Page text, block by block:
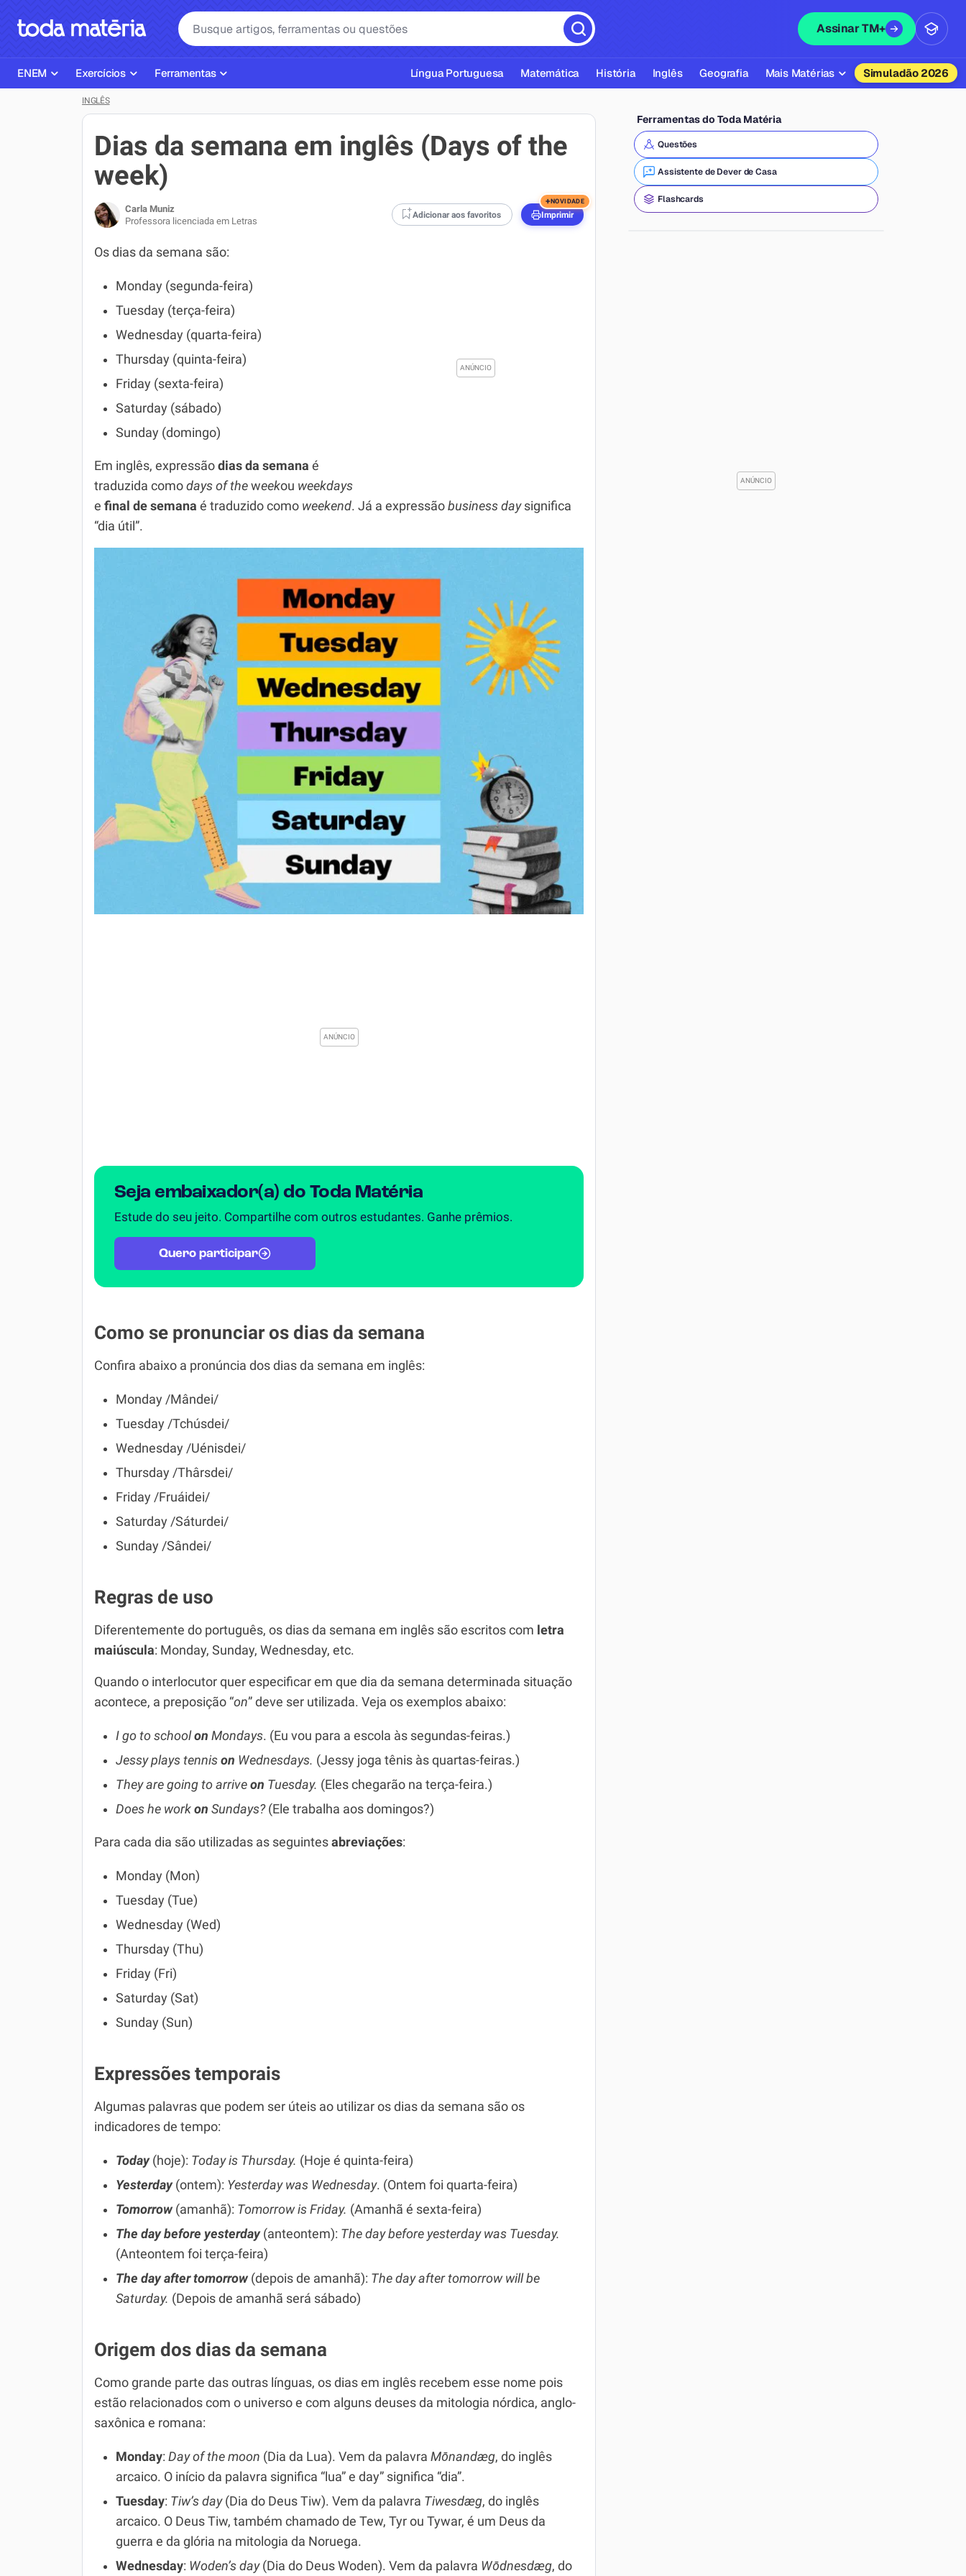
Assinar TM+
ENEM
Página Inicial ENEM
Plano de Estudos
Exercícios ENEM
Simulados ENEM
Exercícios
ENEM
Matemática
Biologia
Inglês
Química
Todos os Exercícios
Ferramentas
Corretor de Redação
Exercícios
Gerador Referências Bibliográficas ABNT
Língua Portuguesa Matemática História Inglês Geografia Mais Matérias
Química
Física
Filosofia
Simuladão 2026
INGLÊS
Dias da semana em inglês (Days of the
week)
Carla Muniz
Professora licenciada em Letras
Adicionar aos favoritos Imprimir
+NOVIDADE
Os dias da semana são:
Monday (segunda-feira)
Tuesday (terça-feira)
Wednesday (quarta-feira)
Thursday (quinta-feira)
Friday (sexta-feira)
Saturday (sábado)
Sunday (domingo)
Em inglês, expressão dias da semana é
traduzida como days of the weekou weekdays
e final de semana é traduzido como weekend. Já a expressão business daysignifica
“dia útil”.
Seja embaixador(a) do Toda Matéria
Estude do seu jeito. Compartilhe com outros estudantes. Ganhe prêmios.
Quero participar
Como se pronunciar os dias da semana
Confira abaixo a pronúncia dos dias da semana em inglês:
Monday /Mândei/
Tuesday /Tchúsdei/
Wednesday /Uénisdei/
Thursday /Thârsdei/
Friday /Fruáidei/
Saturday /Sáturdei/
Sunday /Sândei/
Regras de uso
Diferentemente do português, os dias da semana em inglês são escritos com letra
maiúscula: Monday, Sunday, Wednesday, etc.
Quando o interlocutor quer especificar em que dia da semana determinada situação
acontece, a preposição “on” deve ser utilizada. Veja os exemplos abaixo:
I go to schoolon Mondays. (Eu vou para a escola às segundas-feiras.)
Jessy plays tennis on Wednesdays. (Jessy joga tênis às quartas-feiras.)
They are going to arrive on Tuesday. (Eles chegarão na terça-feira.)
Does he work on Sundays? (Ele trabalha aos domingos?)
Para cada dia são utilizadas as seguintes abreviações:
Monday (Mon)
Tuesday (Tue)
Wednesday (Wed)
Thursday (Thu)
Friday (Fri)
Saturday (Sat)
Sunday (Sun)
Expressões temporais
Algumas palavras que podem ser úteis ao utilizar os dias da semana são os
indicadores de tempo:
Today (hoje): Today is Thursday. (Hoje é quinta-feira)
Yesterday (ontem): Yesterday was Wednesday. (Ontem foi quarta-feira)
Tomorrow (amanhã): Tomorrow is Friday. (Amanhã é sexta-feira)
The day before yesterday(anteontem): The day before yesterday was Tuesday.
(Anteontem foi terça-feira)
The day after tomorrow (depois de amanhã): The day after tomorrow will be
Saturday. (Depois de amanhã será sábado)
Origem dos dias da semana
Como grande parte das outras línguas, os dias em inglês recebem esse nome pois
estão relacionados com o universo e com alguns deuses da mitologia nórdica, anglo-
saxônica e romana:
Monday: Day of the moon (Dia da Lua). Vem da palavra Mōnandæg, do inglês
arcaico. O início da palavra significa “lua” e day” significa “dia”.
Tuesday: Tiw’s day(Dia do Deus Tiw). Vem da palavra Tiwesdæg, do inglês
arcaico. O Deus Tiw, também chamado de Tew, Tyr ou Tywar, é um Deus da
guerra e da glória na mitologia da Noruega.
Wednesday: Woden’s day(Dia do Deus Woden). Vem da palavra Wōdnesdæg, do
Ferramentas do Toda Matéria
Questões
Assistente de Dever de Casa
Flashcards